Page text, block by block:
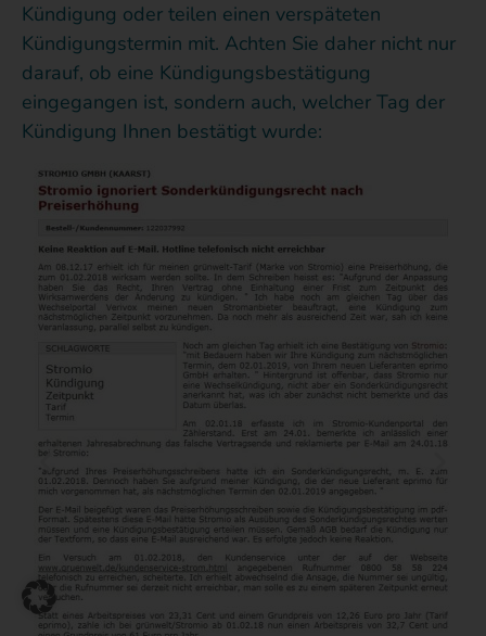
Kündigung oder teilen einen verspäteten
Kündigungstermin mit. Achten Sie daher nicht nur
darauf, ob eine Kündigungsbestätigung
eingegangen ist, sondern auch, welcher Tag der
Kündigung Ihnen bestätigt wurde: